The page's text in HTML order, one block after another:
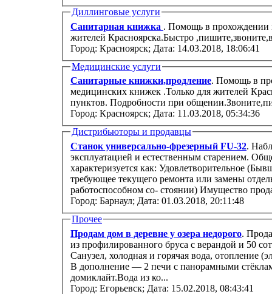
Диллинговые услуги
Санитарная книжка . Помощь в прохождении
жителей Красноярска.Быстро
Город: Красноярск; Дата: 14.03.2018, 18:06:41
Медицинские услуги
Санитарные книжки,продление. Помощь в
медицинских книжек .Только для жителей
пунктов. Подробности при
Город: Красноярск; Дата: 11.03.2018, 05:34:36
Дистрибьюторы и продавцы
Станок универсально-фрезерный FU-32.
эксплуатацией и естественным старением.
характеризуется как: Удовлетворительное
требующее текущего ремонта или замены
работоспособном со- стоянии)
Город: Барнаул; Дата: 01.03.2018, 20:11:48
Прочее
Продам дом в деревне у озера недорого.
из профилированного бруса с верандой и 50 соток ижс. Полный комфорт квартиры.
Санузел, холодная и горячая вода, отопление (электрические радиаторы), русская баня.
В дополнение — 2 печи с панорамными
домиклайт.Вода из ко...
Город: Егорьевск; Дата: 15.02.2018, 08:43:41